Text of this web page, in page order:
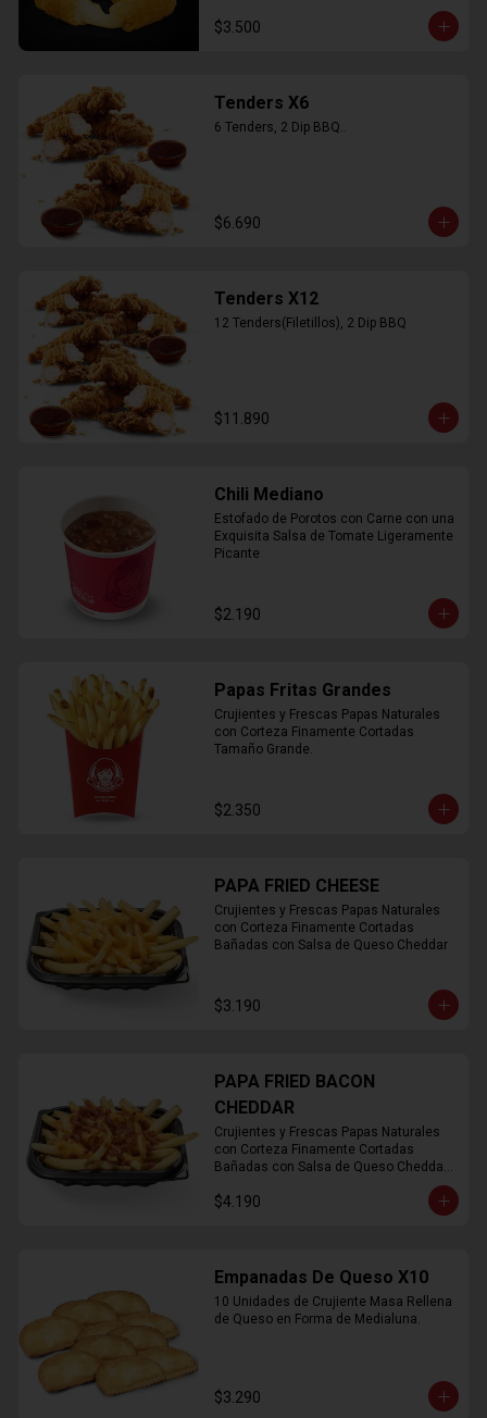
$3.500
Tenders X6
6 Tenders, 2 Dip BBQ..
$6.690
Tenders X12
12 Tenders(Filetillos), 2 Dip BBQ
$11.890
Chili Mediano
Estofado de Porotos con Carne con una
Exquisita Salsa de Tomate Ligeramente
Picante
$2.190
Papas Fritas Grandes
Crujientes y Frescas Papas Naturales
con Corteza Finamente Cortadas
Tamaño Grande.
$2.350
PAPA FRIED CHEESE
Crujientes y Frescas Papas Naturales
con Corteza Finamente Cortadas
Bañadas con Salsa de Queso Cheddar
$3.190
PAPA FRIED BACON
CHEDDAR
Crujientes y Frescas Papas Naturales
con Corteza Finamente Cortadas
Bañadas con Salsa de Queso Cheddar
$4.190
Empanadas De Queso X10
10 Unidades de Crujiente Masa Rellena
de Queso en Forma de Medialuna.
$3.290